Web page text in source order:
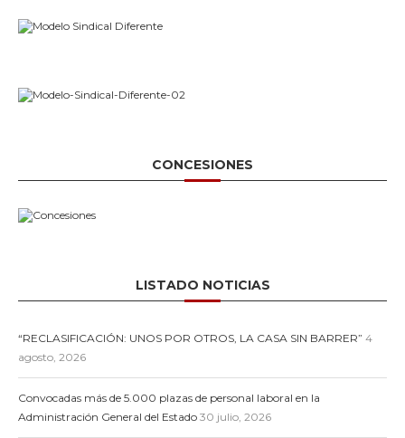
CONCESIONES
LISTADO NOTICIAS
“RECLASIFICACIÓN: UNOS POR OTROS, LA CASA SIN BARRER” 4
agosto, 2026
Convocadas más de 5.000 plazas de personal laboral en la
Administración General del Estado 30 julio, 2026